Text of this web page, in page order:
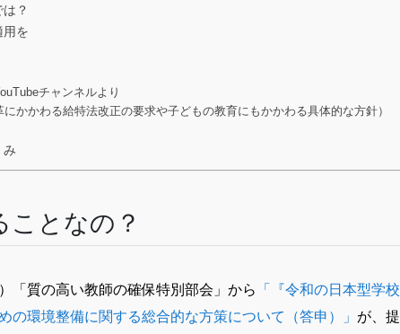
？
用を
チャンネルより
かかわる給特法改正の要求や子どもの教育にもかかわる具体的な方針）
み
ことなの？
「質の高い教師の確保特別部会」から
「『令和の日本型学校
の環境整備に関する総合的な方策について（答申）」 が、提